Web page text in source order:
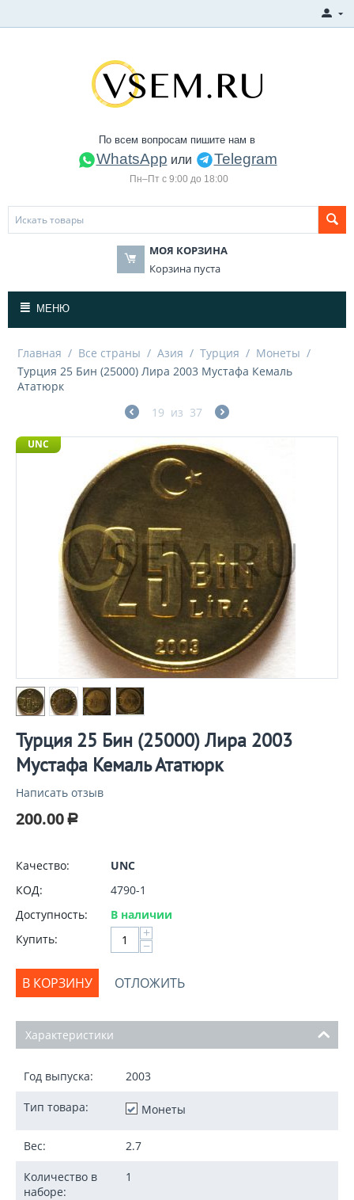
По всем вопросам пишите нам в
WhatsApp или Telegram
Пн–Пт с 9:00 до 18:00
МОЯ КОРЗИНА
Корзина пуста
МЕНЮ
Главная / Все страны / Азия / Турция / Монеты /
Турция 25 Бин (25000) Лира 2003 Мустафа Кемаль
Ататюрк
19 из 37
UNC
Турция 25 Бин (25000) Лира 2003
Мустафа Кемаль Ататюрк
Написать отзыв
200.00 Р
Качество:
UNC
КОД:
4790-1
Доступность:
В наличии
Купить:
+
−
В КОРЗИНУ ОТЛОЖИТЬ
Характеристики
Год выпуска: 2003
Тип товара: Монеты
Вес: 2.7
Количество в
наборе:
1